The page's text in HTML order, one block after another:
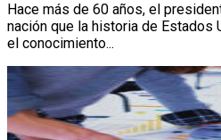
Hace más de 60 años, el
nación que la historia de Estados
el conocimiento...